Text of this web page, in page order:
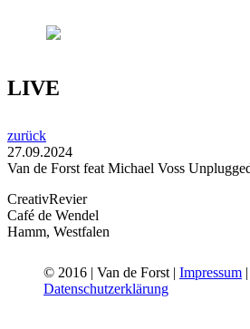
LIVE
zurück
27.09.2024
Van de Forst feat Michael Voss
CreativRevier
Café de Wendel
Hamm, Westfalen
© 2016 | Van de Forst | Impressum |
Datenschutzerklärung